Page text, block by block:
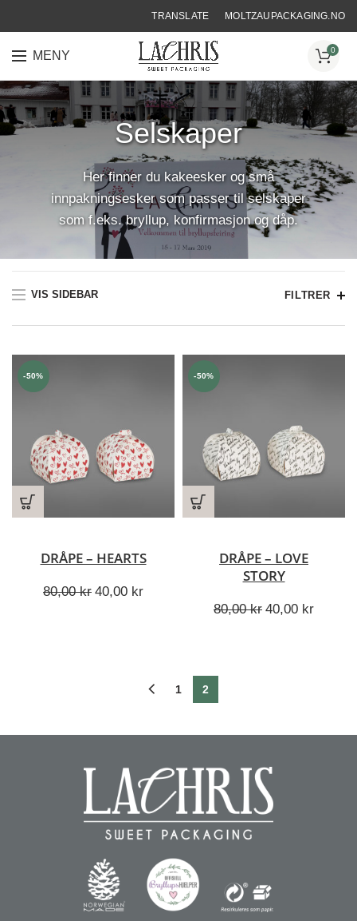
TRANSLATE MOLTZAUPACKAGING.NO
MENY 0
HJEM❯MERKEDAGER & HØYTIDER ❯SELSKAPER
Selskaper
Her finner du kakeesker og små
innpakningsesker som passer til selskaper
som f.eks. bryllup, konfirmasjon og dåp.
VIS SIDEBAR FILTRER
-50%
DRÅPE – HEARTS
80,00kr Opprinnelig
40,00 krNåværende
-50%
DRÅPE – LOVE
STORY
80,00kr Opprinnelig
40,00 kr
1 2